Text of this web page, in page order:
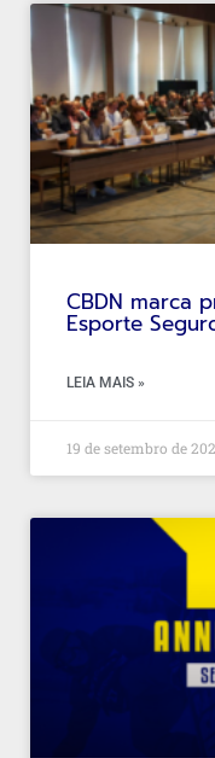
CBDN marca
Esporte
LEIA MAIS »
19 de setembro de